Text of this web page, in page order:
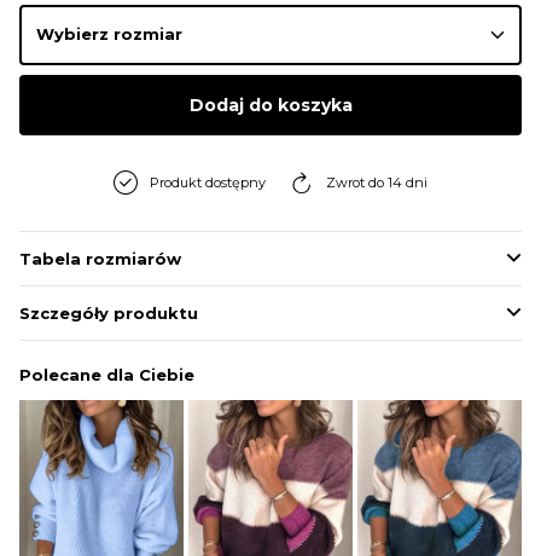
Dodaj do koszyka
Produkt dostępny Zwrot do 14 dni
Tabela rozmiarów
Szczegóły produktu
Polecane dla Ciebie